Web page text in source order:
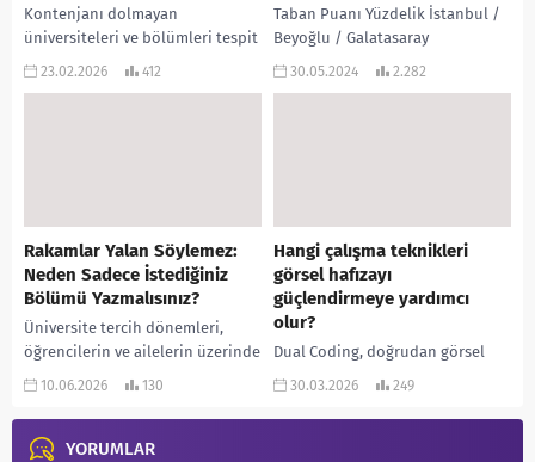
Kontenjanı dolmayan
üniversiteleri ve bölümleri tespit
etmek için doğruluğu tescilli
23.02.2026 412
Taban Puanı Yüzdelik İstanbul /
Beyoğlu / Galatasaray
Üniversitesi Galatasaray Lisesi /
30.05.2024 2.282
Rakamlar Yalan Söylemez:
Neden Sadece İstediğiniz
Bölümü Yazmalısınız?
Üniversite tercih dönemleri,
öğrencilerin ve ailelerin üzerinde
büyük bir stresin oluştuğu,
ziyan olmasın” veya “Seneye bir
daha...
10.06.2026 130
Hangi çalışma teknikleri
görsel hafızayı
güçlendirmeye yardımcı
olur?
Dual Coding, doğrudan görsel
öğrenmede kullanılan ve bilgiyi
yerleştirmeyi sağlayan temel bir
30.03.2026 249
YORUMLAR